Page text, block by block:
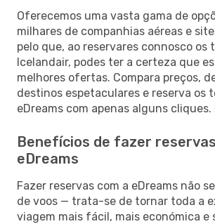
Oferecemos uma vasta gama de
milhares de companhias aéreas e
pelo que, ao reservares connosco os
Icelandair, podes ter a certeza que
melhores ofertas. Compara preços,
destinos espetaculares e reserva os
eDreams com apenas alguns cliques.
Benefícios de fazer
eDreams
Fazer reservas com a eDreams não
de voos — trata-se de tornar toda a
viagem mais fácil, mais económica e